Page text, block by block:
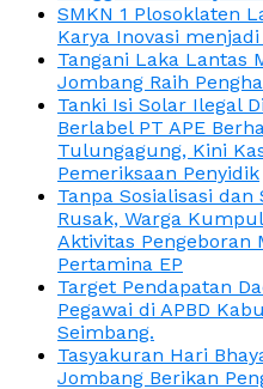
SMKN 1 Plosoklaten
Karya Inovasi
Tangani Laka Lantas
Jombang Raih
Tanki Isi Solar Ilegal
Berlabel PT APE
Tulungagung, Kini
Pemeriksaan Penyidik
Tanpa Sosialisasi
Rusak, Warga
Aktivitas Pengeboran
Pertamina EP
Target Pendapatan
Pegawai di APBD
Seimbang.
Tasyakuran Hari
Jombang Berikan